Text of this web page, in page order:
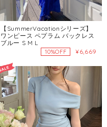
【SummerVacationシリーズ】
ワンピース ペプラム バックレス
ブルー S M L
10%OFF ¥6,669